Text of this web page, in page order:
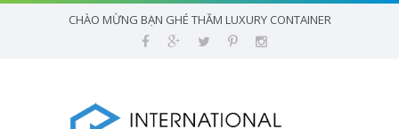
CHÀO MỪNG BẠN GHÉ THĂM LUXURY CONTAINER